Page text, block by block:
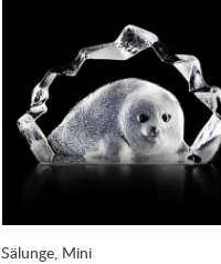
Sälunge, Mini